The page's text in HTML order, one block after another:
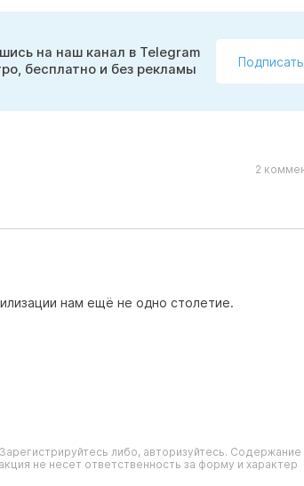
на наш канал в Telegram
бесплатно и без рекламы
2
нам ещё не одно столетие.
либо, авторизуйтесь. Содержание
не несет ответственность за форму и характер